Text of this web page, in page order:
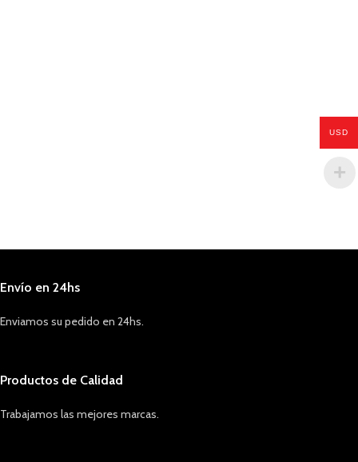
Envío en 24hs
Enviamos su pedido en 24hs.
Productos de Calidad
Trabajamos las mejores marcas.
USD